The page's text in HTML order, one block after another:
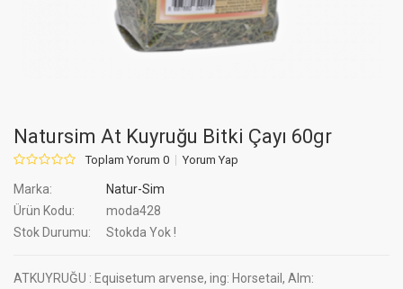
Natursim At Kuyruğu Bitki Çayı 60gr
Toplam Yorum 0 Yorum Yap
Marka:
Natur-Sim
Ürün Kodu:
moda428
Stok Durumu:
Stokda Yok !
ATKUYRUĞU : Equisetum arvense, ing: Horsetail, Alm: